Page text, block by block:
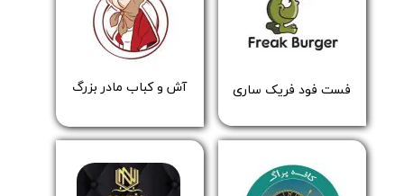
​فست فود فریک ساری ​آش و کباب مادر بزرگ